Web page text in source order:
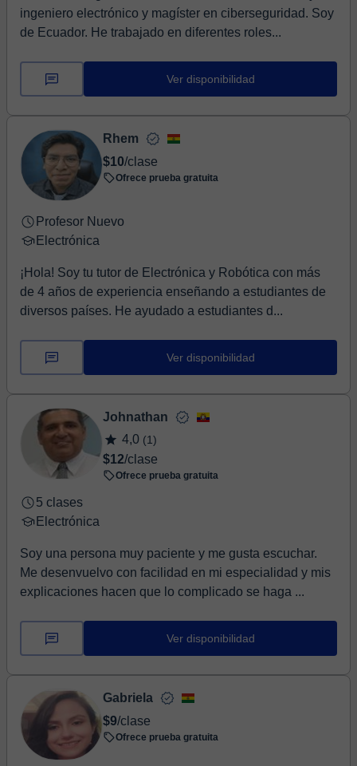
ingeniero electrónico y magíster en ciberseguridad. Soy
de Ecuador. He trabajado en diferentes roles...
Ver disponibilidad
Rhem
$10/clase
Ofrece prueba gratuita
Profesor Nuevo
Electrónica
¡Hola! Soy tu tutor de Electrónica y Robótica con más
de 4 años de experiencia enseñando a estudiantes de
diversos países. He ayudado a estudiantes d...
Ver disponibilidad
Johnathan
4,0 (1)
$12/clase
Ofrece prueba gratuita
5 clases
Electrónica
Soy una persona muy paciente y me gusta escuchar.
Me desenvuelvo con facilidad en mi especialidad y mis
explicaciones hacen que lo complicado se haga ...
Ver disponibilidad
Gabriela
$9/clase
Ofrece prueba gratuita